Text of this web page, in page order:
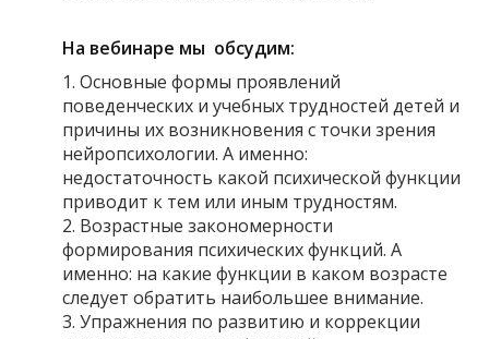
На вебинаре мы обсудим:
1. Основные формы проявлений
поведенческих и учебных трудностей детей и
причины их возникновения с точки зрения
нейропсихологии. А именно:
недостаточность какой психической функции
приводит к тем или иным трудностям.
2. Возрастные закономерности
формирования психических функций. А
именно: на какие функции в каком возрасте
следует обратить наибольшее внимание.
3. Упражнения по развитию и коррекции